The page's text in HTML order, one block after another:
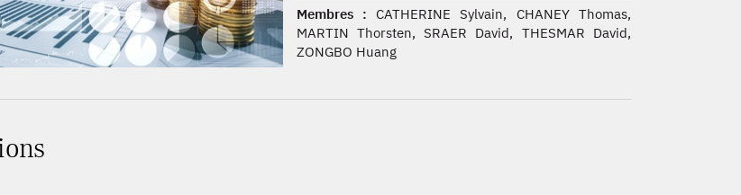
Membres : CATHERINE Sylvain, CHANEY Thomas,
MARTIN Thorsten, SRAER David, THESMAR David,
ZONGBO Huang